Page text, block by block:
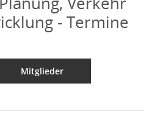
- Termine
Mitglieder